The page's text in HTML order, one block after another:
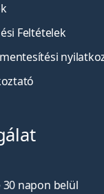
Feltételek
napon belül